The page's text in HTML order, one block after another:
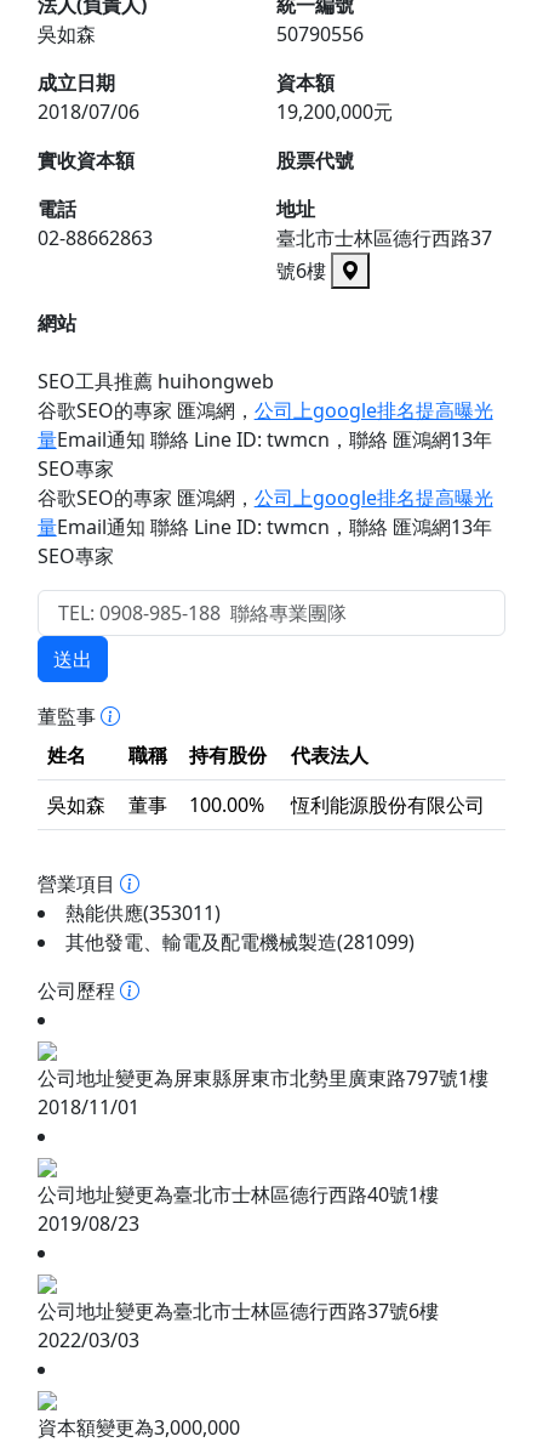
吳如森
50790556
成立日期
2018/07/06
資本額
19,200,000元
實收資本額
股票代號
電話
02-88662863
地址
臺北市士林區德行西路37
號6樓
網站
SEO工具推薦 huihongweb
谷歌SEO的專家 匯鴻網 ， 公司上google排名提高曝光
量Email通知 聯絡 Line ID: twmcn ，聯絡 匯鴻網13年
SEO專家
谷歌SEO的專家 匯鴻網 ， 公司上google排名提高曝光
量Email通知 聯絡 Line ID: twmcn ，聯絡 匯鴻網13年
SEO專家
送出
董監事
姓名
職稱 持有股份
代表法人
吳如森
董事 100.00% 恆利能源股份有限公司
營業項目
熱能供應(353011)
其他發電、輸電及配電機械製造(281099)
公司歷程
公司地址變更為屏東縣屏東市北勢里廣東路797號1樓
2018/11/01
公司地址變更為臺北市士林區德行西路40號1樓
2019/08/23
公司地址變更為臺北市士林區德行西路37號6樓
2022/03/03
資本額變更為3,000,000